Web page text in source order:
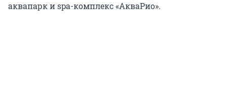
аквапарк и spa-комплекс «АкваРио».